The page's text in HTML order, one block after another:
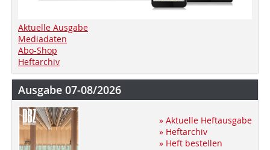
Aktuelle Ausgabe
Mediadaten
Abo-Shop
Heftarchiv
Ausgabe 07-08/2026
» Aktuelle Heftausgabe
» Heftarchiv
» Heft bestellen